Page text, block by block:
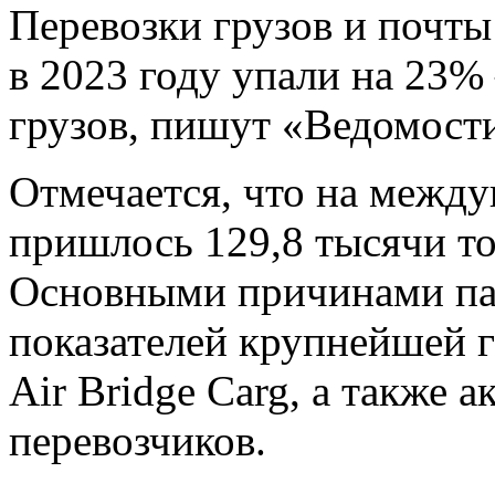
Перевозки грузов и
в 2023 году упали на
грузов, пишут
Отмечается, что на
пришлось 129,8 тысячи
Основными причинами
показателей крупнейшей
Air Bridge Carg, а также
перевозчиков.